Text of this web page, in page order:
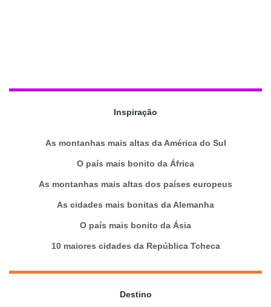
Inspiração
As montanhas mais altas da América do Sul
O país mais bonito da África
As montanhas mais altas dos países europeus
As cidades mais bonitas da Alemanha
O país mais bonito da Ásia
10 maiores cidades da República Tcheca
Destino